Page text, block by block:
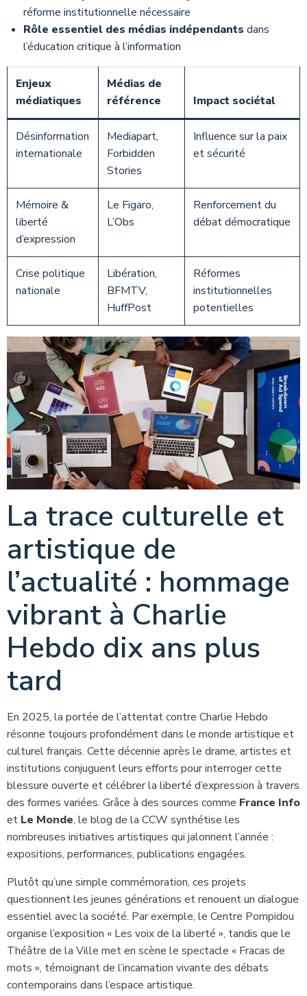
réforme institutionnelle nécessaire
Rôle essentiel des médias indépendants dans
l’éducation critique à l’information
Enjeux
médiatiques
Médias de
référence
Impact sociétal
Désinformation
internationale
Mediapart,
Forbidden
Stories
Influence sur la paix
et sécurité
Mémoire &
liberté
d’expression
Le Figaro,
L’Obs
Renforcement du
débat démocratique
Crise politique
nationale
Libération,
BFMTV,
HuffPost
Réformes
institutionnelles
potentielles
La trace culturelle et
artistique de
l’actualité : hommage
vibrant à Charlie
Hebdo dix ans plus
tard
En 2025, la portée de l’attentat contre Charlie Hebdo
résonne toujours profondément dans le monde artistique et
culturel français. Cette décennie après le drame, artistes et
institutions conjuguent leurs efforts pour interroger cette
blessure ouverte et célébrer la liberté d’expression à travers
des formes variées. Grâce à des sources comme France Info
et Le Monde, le blog de la CCW synthétise les
nombreuses initiatives artistiques qui jalonnent l’année :
expositions, performances, publications engagées.
Plutôt qu’une simple commémoration, ces projets
questionnent les jeunes générations et renouent un dialogue
essentiel avec la société. Par exemple, le Centre Pompidou
organise l’exposition « Les voix de la liberté », tandis que le
Théâtre de la Ville met en scène le spectacle « Fracas de
mots », témoignant de l’incarnation vivante des débats
contemporains dans l’espace artistique.